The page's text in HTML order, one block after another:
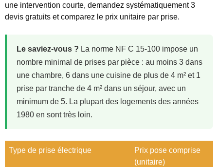
une intervention courte, demandez systématiquement 3
devis gratuits et comparez le prix unitaire par prise.
Le saviez-vous ? La norme NF C 15-100 impose un
nombre minimal de prises par pièce : au moins 3 dans
une chambre, 6 dans une cuisine de plus de 4 m² et 1
prise par tranche de 4 m² dans un séjour, avec un
minimum de 5. La plupart des logements des années
1980 en sont très loin.
Type de prise électrique
Prix pose comprise
(unitaire)